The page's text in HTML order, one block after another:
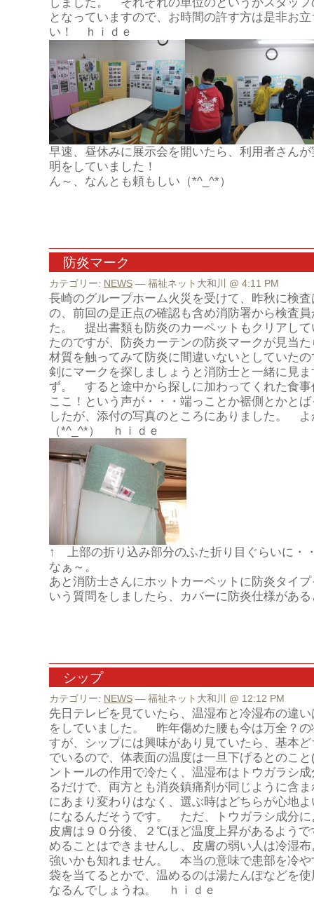
となっていますので、お時間の許す方は是非お
い！ ｈｉｄｅ
早速、昼休みに展示会を開いたら、利用者さん
明をしていました！
ん～、なんとも頼もしい（*^_^*）
防炎マーク
カテゴリー: NEWS — 福祉ネット大和川 @ 4:11 PM
長崎のグループホーム火災を受けて、昨秋に検
の、前回の是正点の確認も含め消防署から検査
た。 提出書類も防炎のカーペットもクリアして
たのですが、防炎カーテンの防炎マークが見当
材質を触ってみて防炎に間違いないとしていた
剣にマークを探しましょうと消防士と一緒に見
ず。 すると途中から探しに加わってくれた食事
ここ！という声が・・・端っことか裾側とかと
したが、添付の写真のところにありました。 よ
（*^_^*） ｈｉｄｅ
↑ 上部の折り込み部分のふた折り目ぐらいに・
なぁ～。
あと消防士さんにホットカーペットに防炎タイ
いう質問をしましたら、カバーに防炎仕様があ
シップ
カテゴリー: NEWS — 福祉ネット大和川 @ 12:12 PM
先日テレビを見ていたら、温湿布と冷湿布の違
をしていました。 昨年傷めた腰も今は万全？の
すが、シップには興味があり見ていたら、基本
でいるので、体表面の温度は一旦下げるとのこ
ントールの作用で冷たく、温湿布はトウガラシ
るだけで、両方とも消炎鎮痛剤が同じように含
にあまり変わりはなく、選ぶ時はどちらが心地
になるんだそうです。 ただ、トウガラシ成分に
皮膚は９０分後、２℃ほど温度上昇があるようで
めることはできませんし、皮膚の弱い人は冷湿
強いかも知れません。 本当の意味で患部を冷や
袋を当てるとかで、温めるのは湯たんぽなどを
なるんでしょうね。 ｈｉｄｅ